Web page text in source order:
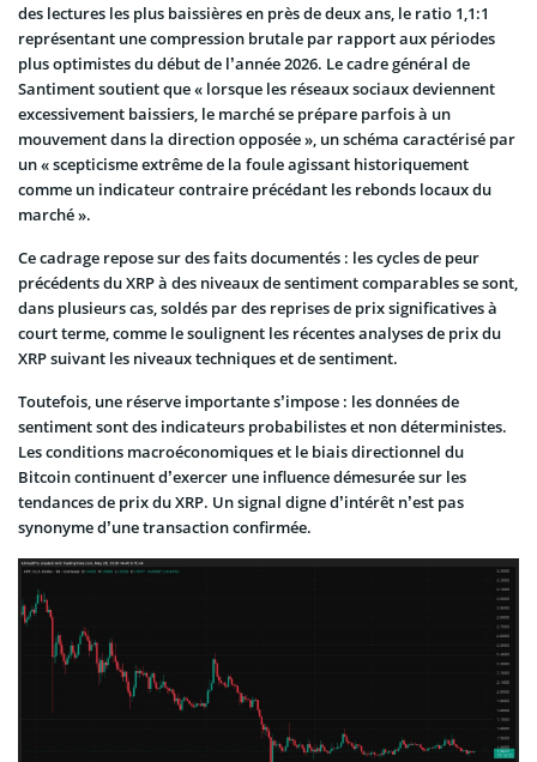
des lectures les plus baissières en près de deux ans, le ratio 1,1:1
représentant une compression brutale par rapport aux périodes
plus optimistes du début de l’année 2026. Le cadre général de
Santiment soutient que « lorsque les réseaux sociaux deviennent
excessivement baissiers, le marché se prépare parfois à un
mouvement dans la direction opposée », un schéma caractérisé par
un « scepticisme extrême de la foule agissant historiquement
comme un indicateur contraire précédant les rebonds locaux du
marché ».
Ce cadrage repose sur des faits documentés : les cycles de peur
précédents du XRP à des niveaux de sentiment comparables se sont,
dans plusieurs cas, soldés par des reprises de prix significatives à
court terme, comme le soulignent les récentes analyses de prix du
XRP suivant les niveaux techniques et de sentiment.
Toutefois, une réserve importante s’impose : les données de
sentiment sont des indicateurs probabilistes et non déterministes.
Les conditions macroéconomiques et le biais directionnel du
Bitcoin continuent d’exercer une influence démesurée sur les
tendances de prix du XRP. Un signal digne d’intérêt n’est pas
synonyme d’une transaction confirmée.